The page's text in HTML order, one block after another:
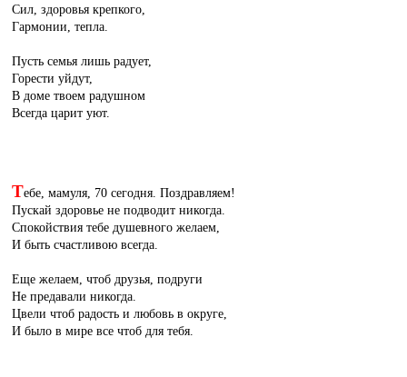
Сил, здоровья крепкого,
Гармонии, тепла.
Пусть семья лишь радует,
Горести уйдут,
В доме твоем радушном
Всегда царит уют.
Тебе, мамуля, 70 сегодня. Поздравляем!
Пускай здоровье не подводит никогда.
Спокойствия тебе душевного желаем,
И быть счастливою всегда.
Еще желаем, чтоб друзья, подруги
Не предавали никогда.
Цвели чтоб радость и любовь в округе,
И было в мире все чтоб для тебя.